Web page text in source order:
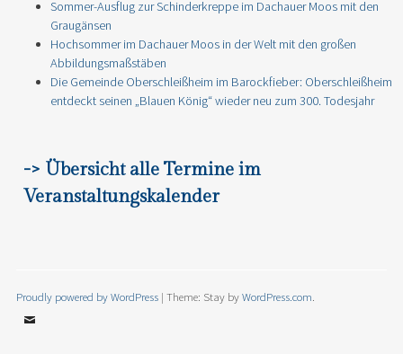
Sommer-Ausflug zur Schinderkreppe im Dachauer Moos mit den
Graugänsen
Hochsommer im Dachauer Moos in der Welt mit den großen
Abbildungsmaßstäben
Die Gemeinde Oberschleißheim im Barockfieber: Oberschleißheim
entdeckt seinen „Blauen König“ wieder neu zum 300. Todesjahr
-> Übersicht alle Termine im
Veranstaltungskalender
Proudly powered by WordPress | Theme: Stay byWordPress.com